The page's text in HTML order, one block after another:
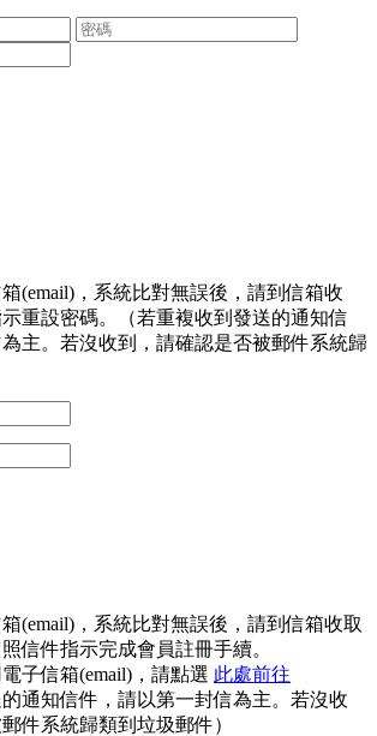
(email)，系統比對無誤後，請到信箱收
重設密碼。（若重複收到發送的通知信
主。若沒收到，請確認是否被郵件系統歸
(email)，系統比對無誤後，請到信箱收取
信件指示完成會員註冊手續。
子信箱(email)，請點選 此處前往
的通知信件，請以第一封信為主。若沒收
件系統歸類到垃圾郵件）